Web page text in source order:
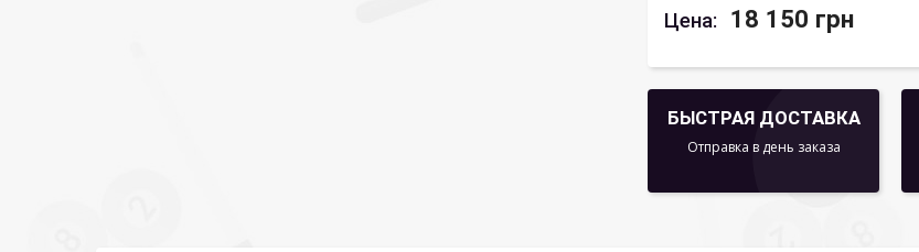
Цена: 18 150 грн
БЫСТРАЯ ДОСТАВКА
Отправка в день заказа